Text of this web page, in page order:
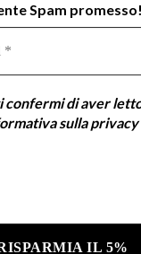
Spam promesso!
confermi di aver
sulla privacy